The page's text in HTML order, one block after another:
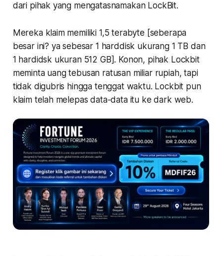
dari pihak yang mengatasnamakan LockBit.
Mereka klaim memiliki 1,5 terabyte [seberapa
besar ini? ya sebesar 1 harddisk ukurang 1 TB dan
1 hardidsk ukuran 512 GB]. Konon, pihak Lockbit
meminta uang tebusan ratusan miliar rupiah, tapi
tidak digubris hingga tenggat waktu. Lockbit pun
klaim telah melepas data-data itu kedark web.